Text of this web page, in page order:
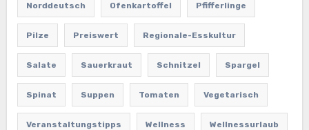
Norddeutsch Ofenkartoffel Pfifferlinge
Pilze Preiswert Regionale-Esskultur
Salate Sauerkraut Schnitzel Spargel
Spinat Suppen Tomaten Vegetarisch
Veranstaltungstipps Wellness Wellnessurlaub